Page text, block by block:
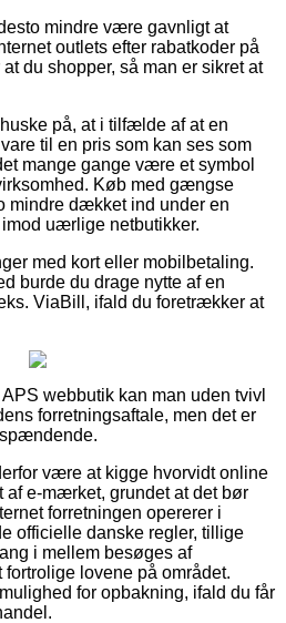
mindre være gavnligt at
outlets efter rabatkoder på
du shopper, så man er sikret at
på, at i tilfælde af at en
til en pris som kan ses som
mange gange være et symbol
Køb med gængse
mindre dækket ind under en
uærlige netbutikker.
med kort eller mobilbetaling.
burde du drage nytte af en
ViaBill, ifald du foretrækker at
webbutik kan man uden tvivl
forretningsaftale, men det er
være at kigge hvorvidt online
af e-mærket, grundet at det bør
forretningen opererer i
officielle danske regler, tillige
i mellem besøges af
lovene på området.
for opbakning, ifald du får